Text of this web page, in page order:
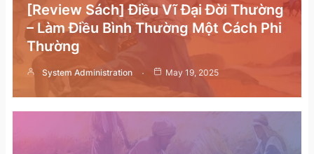
[Review Sách] Điều Vĩ Đại Đời Thường
– Làm Điều Bình Thường Một Cách Phi
Thường
System Administration May 19, 2025